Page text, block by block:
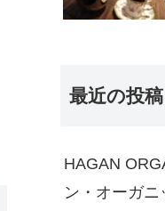
最近の投稿
HAGAN
ン・オーガ